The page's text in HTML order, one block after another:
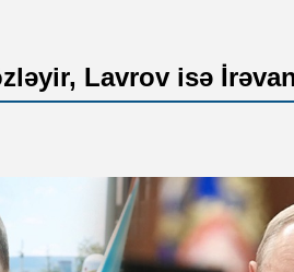
Lavrov isə